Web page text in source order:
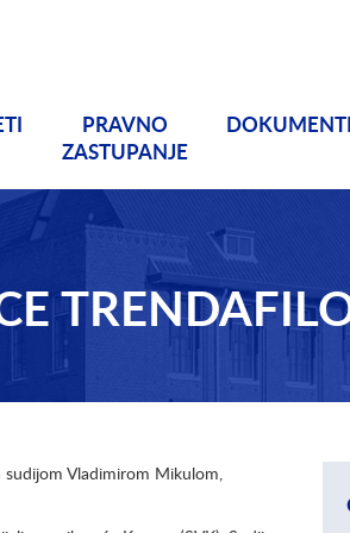
PRAVNO
ZASTUPANJE
DOKUMENTI
sudijom Vladimirom Mikulom,